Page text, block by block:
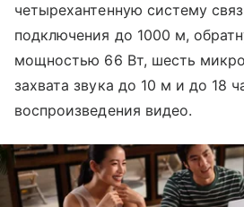
четырехантенную систему
подключения до 1000 м,
мощностью 66 Вт, шесть
захвата звука до 10 м и до 18
воспроизведения видео.